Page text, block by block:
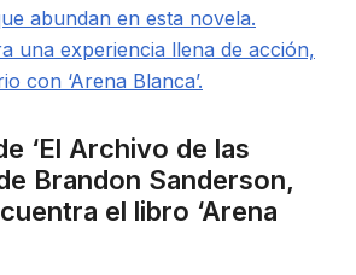
abundan en esta novela.
una experiencia llena de acción,
con ‘Arena Blanca’.
‘El Archivo de las
Brandon Sanderson,
el libro ‘Arena